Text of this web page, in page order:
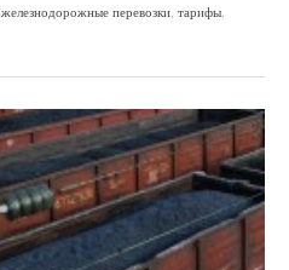
железнодорожные перевозки, тарифы,